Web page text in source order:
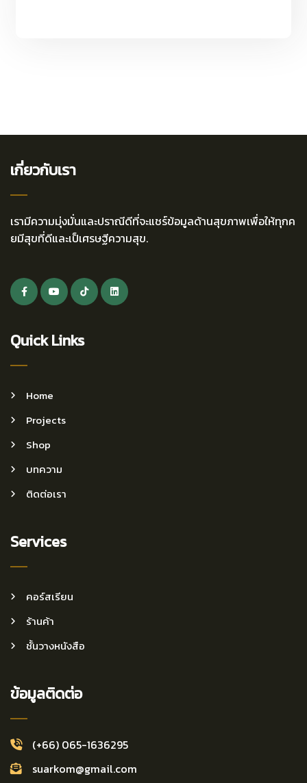
เกี่ยวกับเรา
เรามีความมุ่งมั่นและปราณีดีที่จะแชร์ข้อมูลด้านสุขภาพเพื่อให้ทุกค
ยมีสุขที่ดีและเป็เศรษฐีความสุข.
Quick Links
Home
Projects
Shop
บทความ
ติดต่อเรา
Services
คอร์สเรียน
ร้านค้า
ชั้นวางหนังสือ
ข้อมูลติดต่อ
(+66) 065-1636295
suarkom@gmail.com